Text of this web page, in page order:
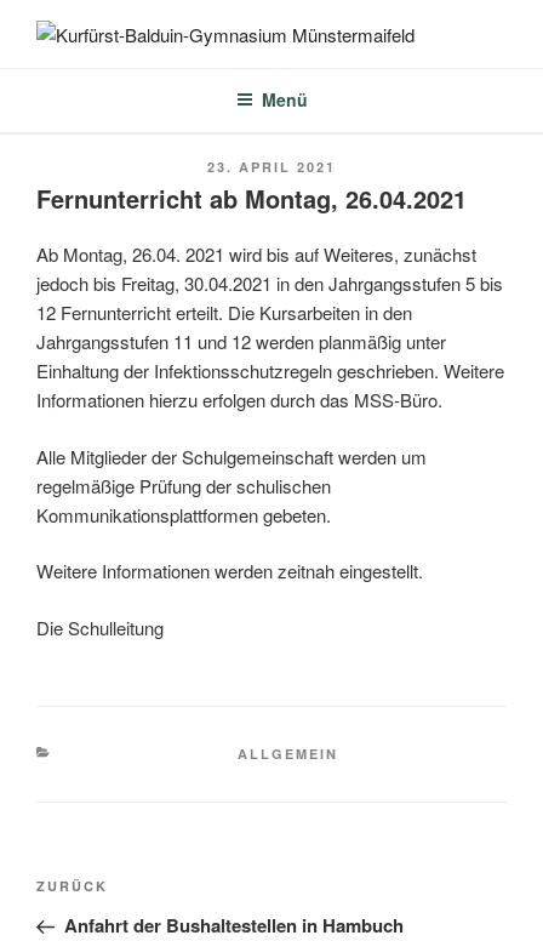
Inhalt
Menü
VERÖFFENTLICHT
AM
23. APRIL 2021
Fernunterricht ab Montag, 26.04.2021
Ab Montag, 26.04. 2021 wird bis auf Weiteres, zunächst
jedoch bis Freitag, 30.04.2021 in den Jahrgangsstufen 5 bis
12 Fernunterricht erteilt. Die Kursarbeiten in den
Jahrgangsstufen 11 und 12 werden planmäßig unter
Einhaltung der Infektionsschutzregeln geschrieben. Weitere
Informationen hierzu erfolgen durch das MSS-Büro.
Alle Mitglieder der Schulgemeinschaft werden um
regelmäßige Prüfung der schulischen
Kommunikationsplattformen gebeten.
Weitere Informationen werden zeitnah eingestellt.
Die Schulleitung
KATEGORIEN
ALLGEMEIN
Beitragsnavigation
Vorheriger
Beitrag
ZURÜCK
Anfahrt der Bushaltestellen in Hambuch